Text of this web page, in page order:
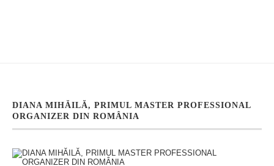
DIANA MIHĂILĂ, PRIMUL MASTER PROFESSIONAL
ORGANIZER DIN ROMÂNIA